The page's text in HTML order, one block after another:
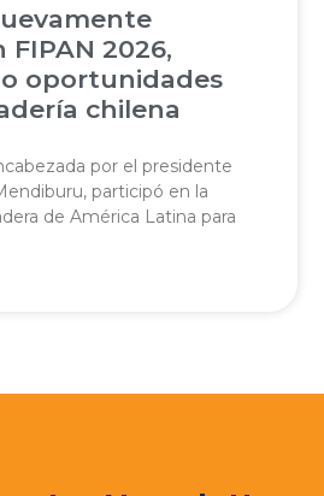
2026,
oportunidades
chilena
por el presidente
participó en la
de América Latina para